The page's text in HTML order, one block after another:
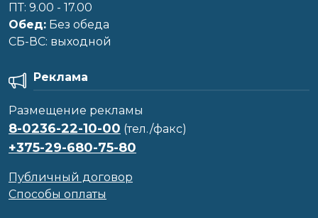
ПТ: 9.00 - 17.00
Обед: Без обеда
CБ-ВС: выходной
Реклама
Размещение рекламы
8-0236-22-10-00 (тел./факс)
+375-29-680-75-80
Публичный договор
Способы оплаты